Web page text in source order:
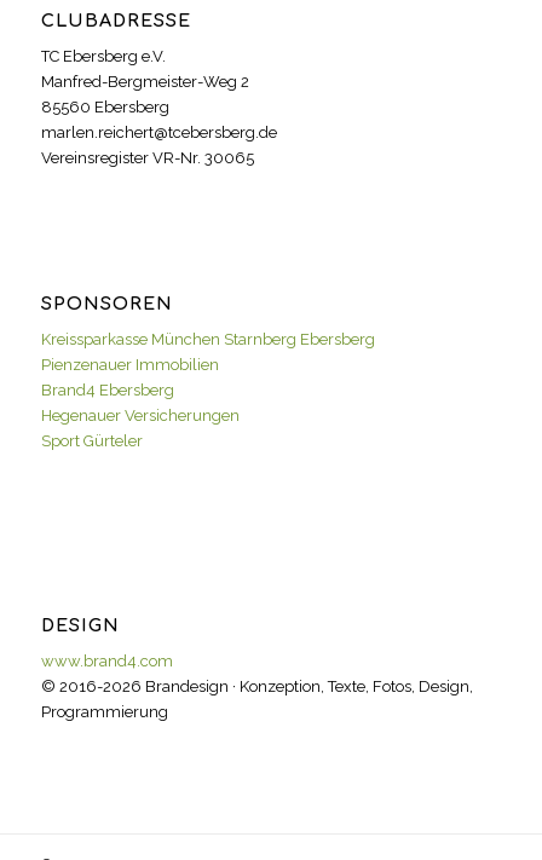
CLUBADRESSE
TC Ebersberg e.V.
Manfred-Bergmeister-Weg 2
85560 Ebersberg
marlen.reichert@tcebersberg.de
Vereinsregister VR-Nr. 30065
SPONSOREN
Kreissparkasse München Starnberg Ebersberg
Pienzenauer Immobilien
Brand4 Ebersberg
Hegenauer Versicherungen
Sport Gürteler
DESIGN
www.brand4.com
© 2016-2026 Brandesign · Konzeption, Texte, Fotos, Design,
Programmierung